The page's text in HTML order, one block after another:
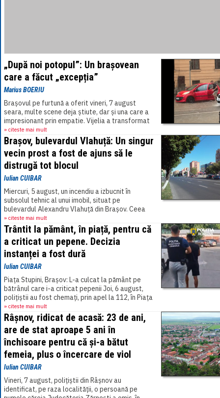
„După noi potopul”: Un brașovean
care a făcut „excepția”
Marius BOERIU
Brașovul pe furtună a oferit vineri, 7 august
seara, multe scene deja știute, dar și una care a
impresionant prin empatie. Vijelia a transformat
mai multe străzi din oraș în adevărate râuri.[...]
» citeste mai mult
Brașov, bulevardul Vlahuță: Un singur
vecin prost a fost de ajuns să le
distrugă tot blocul
Iulian CUIBAR
Miercuri, 5 august, un incendiu a izbucnit în
subsolul tehnic al unui imobil, situat pe
bulevardul Alexandru Vlahuță din Brașov. Ceea
ce părea o cauză tehnică s-a dovedit prostie
omenească. „Deși[...]
» citeste mai mult
Trântit la pământ, în piață, pentru că
a criticat un pepene. Decizia
instanței a fost dură
Iulian CUIBAR
Piața Stupini, Brașov: L-a culcat la pământ pe
bătrânul care i-a criticat pepenii Joi, 6 august,
polițiștii au fost chemați, prin apel la 112, în Piața
Stupini din Brașov,[...]
» citeste mai mult
Râșnov, ridicat de acasă: 23 de ani,
are de stat aproape 5 ani în
închisoare pentru că și-a bătut
femeia, plus o încercare de viol
Iulian CUIBAR
Vineri, 7 august, polițiștii din Râșnov au
identificat, pe raza localității, o persoană pe